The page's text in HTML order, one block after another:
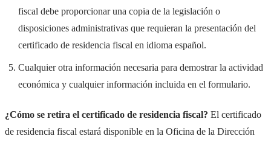
fiscal debe proporcionar una copia de la legislación o
disposiciones administrativas que requieran la presentación del
certificado de residencia fiscal en idioma español.
Cualquier otra información necesaria para demostrar la actividad
económica y cualquier información incluida en el formulario.
¿Cómo se retira el certificado de residencia fiscal? El certificado
de residencia fiscal estará disponible en la Oficina de la Dirección